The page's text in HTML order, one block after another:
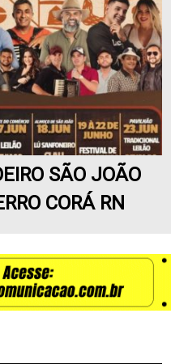
SÃO JOÃO
CORÁ RN